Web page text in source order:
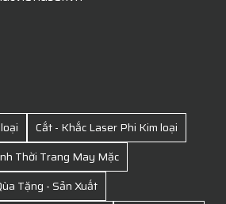
Cắt - Khắc Laser Phi Kim loại
Thời Trang May Mặc
Tặng - Sản Xuất